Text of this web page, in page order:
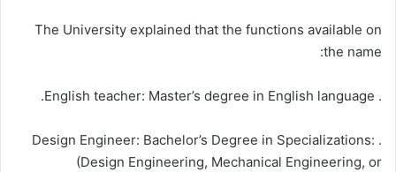
The University explained that the functions available on
the name:
. English teacher: Master’s degree in English language.
. Design Engineer: Bachelor’s Degree in Specializations:
(Design Engineering, Mechanical Engineering, or